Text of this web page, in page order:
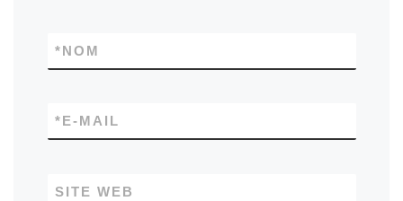
NOM
*
E-MAIL
*
SITE WEB